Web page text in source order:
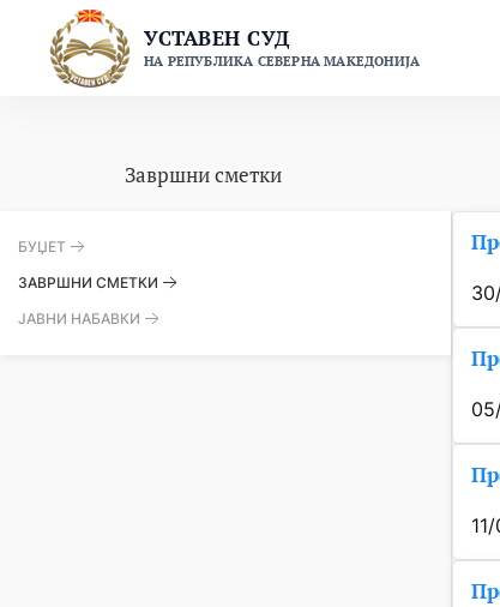
content
УСТАВЕН СУД
НА РЕПУБЛИКА СЕВЕРНА МАКЕДОНИЈА
Завршни сметки
БУЏЕТ
ЗАВРШНИ СМЕТКИ
ЈАВНИ НАБАВКИ